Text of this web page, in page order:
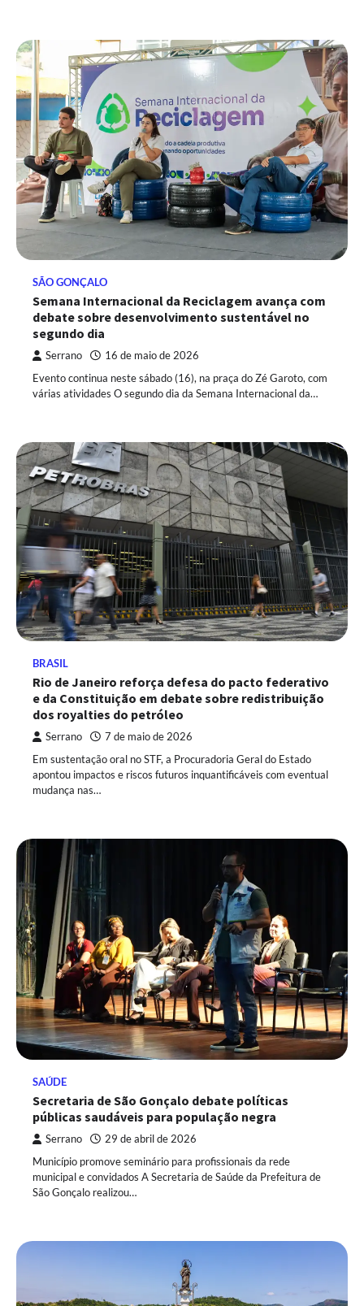
SÃO GONÇALO
Semana Internacional da Reciclagem avança com
debate sobre desenvolvimento sustentável no
segundo dia
Serrano 16 de maio de 2026
Evento continua neste sábado (16), na praça do Zé Garoto, com
várias atividades O segundo dia da Semana Internacional da…
BRASIL
Rio de Janeiro reforça defesa do pacto federativo
e da Constituição em debate sobre redistribuição
dos royalties do petróleo
Serrano 7 de maio de 2026
Em sustentação oral no STF, a Procuradoria Geral do Estado
apontou impactos e riscos futuros inquantificáveis com eventual
mudança nas…
SAÚDE
Secretaria de São Gonçalo debate políticas
públicas saudáveis para população negra
Serrano 29 de abril de 2026
Município promove seminário para profissionais da rede
municipal e convidados A Secretaria de Saúde da Prefeitura de
São Gonçalo realizou…